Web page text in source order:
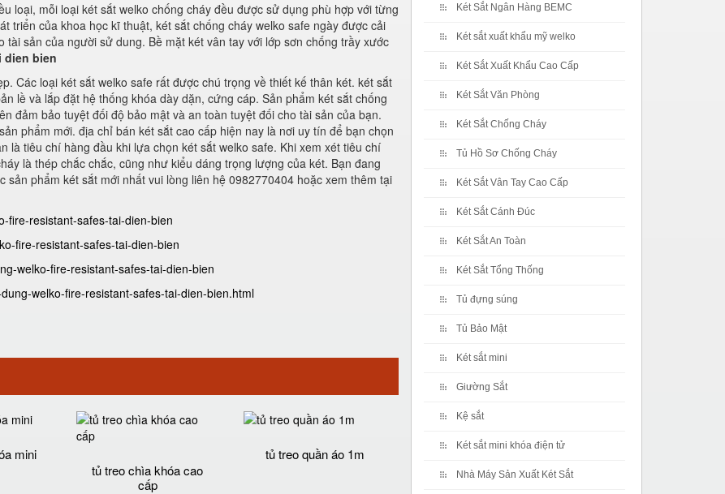
loại, mỗi loại két sắt welko chống cháy đều được sử dụng phù hợp với từng
triển của khoa học kĩ thuật, két sắt chống cháy welko safe ngày được cải
sản của người sử dung. Bề mặt két vân tay với lớp sơn chống trầy xước
dien bien
Các loại két sắt welko safe rất được chú trọng về thiết kế thân két. két sắt
lề và lắp đặt hệ thống khóa dày dặn, cứng cáp. Sản phẩm két sắt chống
đảm bảo tuyệt đối độ bảo mật và an toàn tuyệt đối cho tài sản của bạn.
phẩm mới. địa chỉ bán két sắt cao cấp hiện nay là nơi uy tín để bạn chọn
là tiêu chí hàng đầu khi lựa chọn két sắt welko safe. Khi xem xét tiêu chí
là thép chắc chắc, cũng như kiểu dáng trọng lượng của két. Bạn đang
phẩm két sắt mới nhất vui lòng liên hệ 0982770404 hoặc xem thêm tại
fire-resistant-safes-tai-dien-bien
fire-resistant-safes-tai-dien-bien
welko-fire-resistant-safes-tai-dien-bien
welko-fire-resistant-safes-tai-dien-bien.html
mini
tủ treo chìa khóa cao
cấp
tủ treo quần áo 1m
Két Sắt Ngân Hàng BEMC
Két sắt xuất khẩu mỹ welko
Két Sắt Xuất Khẩu Cao Cấp
Két Sắt Văn Phòng
Két Sắt Chống Cháy
Tủ Hồ Sơ Chống Cháy
Két Sắt Vân Tay Cao Cấp
Két Sắt Cánh Đúc
Két Sắt An Toàn
Két Sắt Tổng Thống
Tủ đựng súng
Tủ Bảo Mật
Két sắt mini
Giường Sắt
Kệ sắt
Két sắt mini khóa điện tử
Nhà Máy Sản Xuất Két Sắt